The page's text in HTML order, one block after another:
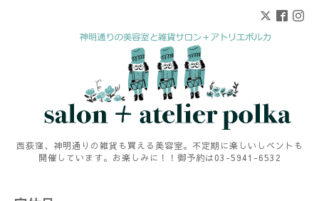
西荻窪、神明通りの雑貨も買える美容室。不定期に楽しいしベントも
開催しています。お楽しみに！！御予約は03-5941-6532